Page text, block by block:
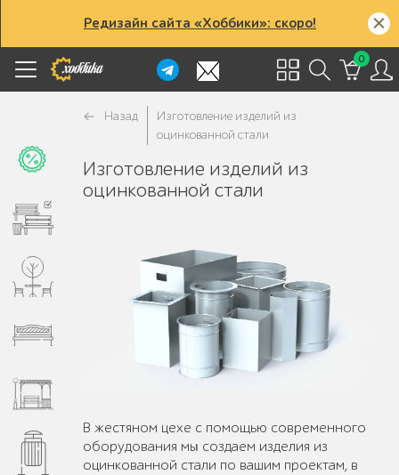
Редизайн сайта «Хоббики»: скоро!
0
Назад
Изготовление изделий из
оцинкованной стали
Изготовление изделий из
оцинкованной стали
В жестяном цехе с помощью современного
оборудования мы создаем изделия из
оцинкованной стали по вашим проектам, в